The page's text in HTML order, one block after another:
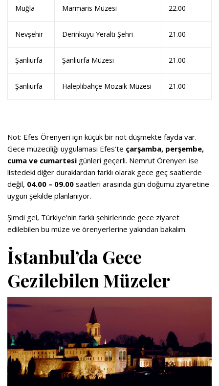
Muğla Marmaris Müzesi 22.00
Nevşehir Derinkuyu Yeraltı Şehri 21.00
Şanlıurfa Şanlıurfa Müzesi 21.00
Şanlıurfa Haleplibahçe Mozaik Müzesi 21.00
Not: Efes Örenyeri için küçük bir not düşmekte fayda var.
Gece müzeciliği uygulaması Efes’te çarşamba, perşembe,
cuma ve cumartesi günleri geçerli. Nemrut Örenyeri ise
listedeki diğer duraklardan farklı olarak gece geç saatlerde
değil, 04.00 – 09.00 saatleri arasında gün doğumu ziyaretine
uygun şekilde planlanıyor.
Şimdi gel, Türkiye’nin farklı şehirlerinde gece ziyaret
edilebilen bu müze ve örenyerlerine yakından bakalım.
İstanbul’da Gece
Gezilebilen Müzeler